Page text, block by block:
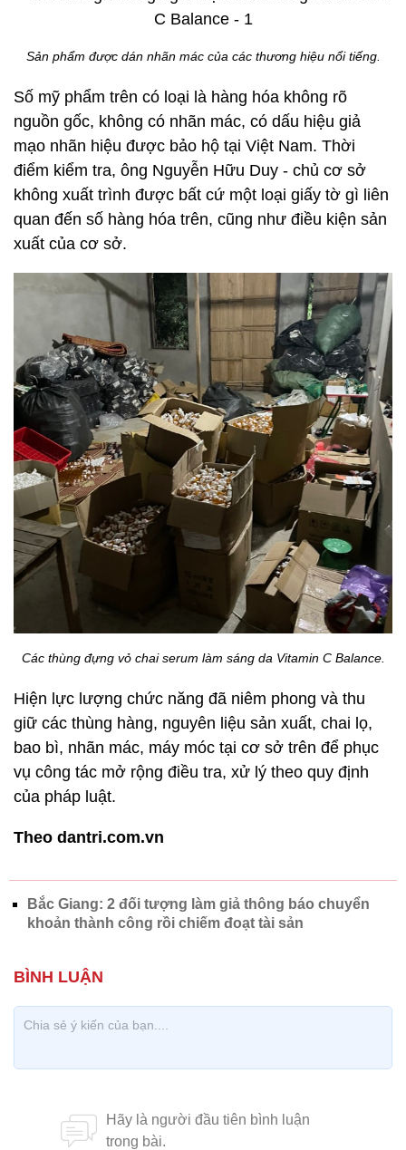
Sản phẩm được dán nhãn mác của các thương hiệu nổi tiếng.
Số mỹ phẩm trên có loại là hàng hóa không rõ
nguồn gốc, không có nhãn mác, có dấu hiệu giả
mạo nhãn hiệu được bảo hộ tại Việt Nam. Thời
điểm kiểm tra, ông Nguyễn Hữu Duy - chủ cơ sở
không xuất trình được bất cứ một loại giấy tờ gì liên
quan đến số hàng hóa trên, cũng như điều kiện sản
xuất của cơ sở.
Các thùng đựng vỏ chai serum làm sáng da Vitamin C Balance.
Hiện lực lượng chức năng đã niêm phong và thu
giữ các thùng hàng, nguyên liệu sản xuất, chai lọ,
bao bì, nhãn mác, máy móc tại cơ sở trên để phục
vụ công tác mở rộng điều tra, xử lý theo quy định
của pháp luật.
Theo dantri.com.vn
Bắc Giang: 2 đối tượng làm giả thông báo chuyển
khoản thành công rồi chiếm đoạt tài sản